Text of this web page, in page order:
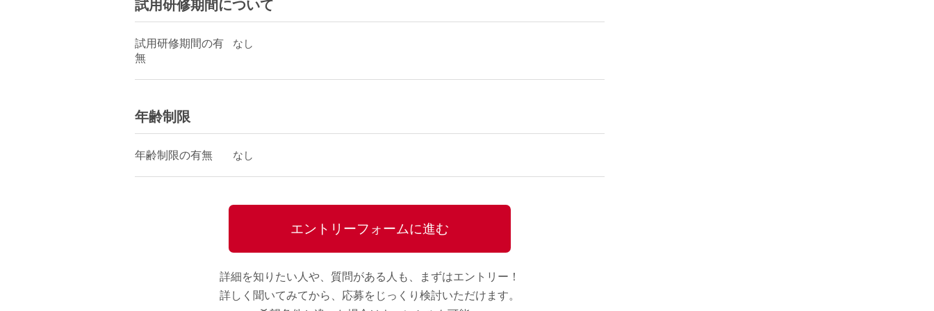
試用研修期間について
試用研修期間の有
無
なし
年齢制限
年齢制限の有無 なし
エントリーフォームに進む
詳細を知りたい人や、質問がある人も、
まずはエントリー！
詳しく聞いてみてから、 応募をじっくり検討いただけます。